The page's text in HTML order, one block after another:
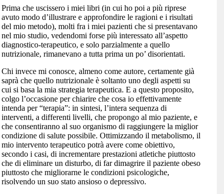
Prima che uscissero i miei libri (in cui ho poi a più riprese
avuto modo d’illustrare e approfondire le ragioni e i risultati
del mio metodo), molti fra i miei pazienti che si presentavano
nel mio studio, vedendomi forse più interessato all’aspetto
diagnostico-terapeutico, e solo parzialmente a quello
nutrizionale, rimanevano a tutta prima un po’ disorientati.
Chi invece mi conosce, almeno come autore, certamente già
saprà che quello nutrizionale è soltanto uno degli aspetti su
cui si basa la mia strategia terapeutica. E a questo proposito,
colgo l’occasione per chiarire che cosa io effettivamente
intenda per “terapia”: in sintesi, l’intera sequenza di
interventi, a differenti livelli, che propongo al mio paziente, e
che consentiranno al suo organismo di raggiungere la miglior
condizione di salute possibile. Ottimizzando il metabolismo, il
mio intervento terapeutico potrà avere come obiettivo,
secondo i casi, di incrementare prestazioni atletiche piuttosto
che di eliminare un disturbo, di far dimagrire il paziente obeso
piuttosto che migliorarne le condizioni psicologiche,
risolvendo un suo stato ansioso o depressivo.